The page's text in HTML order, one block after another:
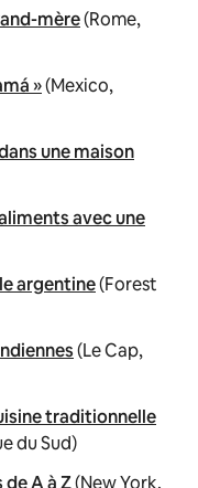
mère(Rome,
»(Mexico,
une maison
avec une
argentine(Forest
(Le Cap,
traditionnelle
du Sud)
A à Z(New York,